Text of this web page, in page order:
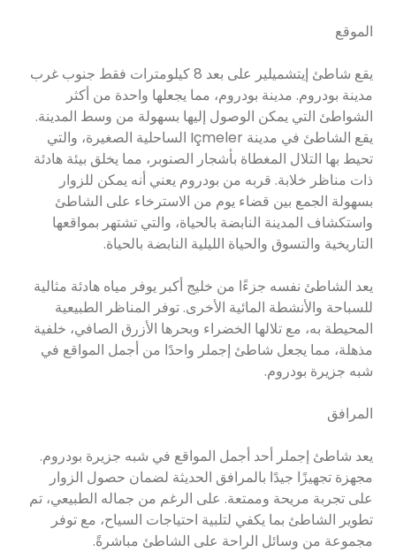
الموقع
يقع شاطئ إيتشميلير على بعد 8 كيلومترات فقط جنوب غرب
مدينة بودروم. مدينة بودروم، مما يجعلها واحدة من أكثر
الشواطئ التي يمكن الوصول إليها بسهولة من وسط المدينة.
يقع الشاطئ في مدينة Içmeler الساحلية الصغيرة، والتي
تحيط بها التلال المغطاة بأشجار الصنوبر، مما يخلق بيئة هادئة
ذات مناظر خلابة. قربه من بودروم يعني أنه يمكن للزوار
بسهولة الجمع بين قضاء يوم من الاسترخاء على الشاطئ
واستكشاف المدينة النابضة بالحياة، والتي تشتهر بمواقعها
التاريخية والتسوق والحياة الليلية النابضة بالحياة.
يعد الشاطئ نفسه جزءًا من خليج أكبر يوفر مياه هادئة مثالية
للسباحة والأنشطة المائية الأخرى. توفر المناظر الطبيعية
المحيطة به، مع تلالها الخضراء وبحرها الأزرق الصافي، خلفية
مذهلة، مما يجعل شاطئ إجملر واحدًا من أجمل المواقع في
شبه جزيرة بودروم.
المرافق
يعد شاطئ إجملر أحد أجمل المواقع في شبه جزيرة بودروم.
مجهزة تجهيزًا جيدًا بالمرافق الحديثة لضمان حصول الزوار
على تجربة مريحة وممتعة. على الرغم من جماله الطبيعي، تم
تطوير الشاطئ بما يكفي لتلبية احتياجات السياح، مع توفر
مجموعة من وسائل الراحة على الشاطئ مباشرةً.